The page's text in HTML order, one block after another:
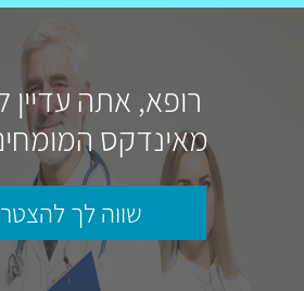
רופא, אתה
מאינדקס
שווה לך